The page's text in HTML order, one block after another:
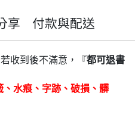
享 付款與配送
收到後不滿意，『都可退書
水痕、字跡、破損、髒